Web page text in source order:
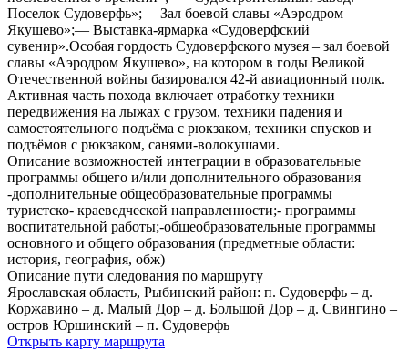
Поселок Судоверфь»;— Зал боевой славы «Аэродром
Якушево»;— Выставка-ярмарка «Судоверфский
сувенир».Особая гордость Судоверфского музея – зал боевой
славы «Аэродром Якушево», на котором в годы Великой
Отечественной войны базировался 42-й авиационный полк.
Активная часть похода включает отработку техники
передвижения на лыжах с грузом, техники падения и
самостоятельного подъёма с рюкзаком, техники спусков и
подъёмов с рюкзаком, санями-волокушами.
Описание возможностей интеграции в образовательные
программы общего и/или дополнительного образования
-дополнительные общеобразовательные программы
туристско- краеведческой направленности;- программы
воспитательной работы;-общеобразовательные программы
основного и общего образования (предметные области:
история, география, обж)
Описание пути следования по маршруту
Ярославская область, Рыбинский район: п. Судоверфь – д.
Коржавино – д. Малый Дор – д. Большой Дор – д. Свингино –
остров Юршинский – п. Судоверфь
Открыть карту маршрута